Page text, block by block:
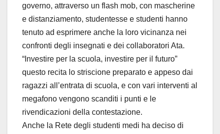
governo, attraverso un flash mob, con mascherine
e distanziamento, studentesse e studenti hanno
tenuto ad esprimere anche la loro vicinanza nei
confronti degli insegnati e dei collaboratori Ata.
“Investire per la scuola, investire per il futuro”
questo recita lo striscione preparato e appeso dai
ragazzi all’entrata di scuola, e con vari interventi al
megafono vengono scanditi i punti e le
rivendicazioni della contestazione.
Anche la Rete degli studenti medi ha deciso di